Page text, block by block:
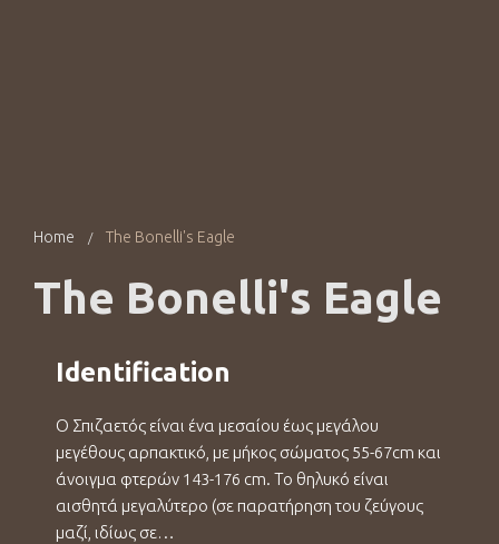
Home / The Bonelli's Eagle
The Bonelli's Eagle
Identification
Ο Σπιζαετός είναι ένα μεσαίου έως μεγάλου
μεγέθους αρπακτικό, με μήκος σώματος 55-67cm και
άνοιγμα φτερών 143-176 cm. Το θηλυκό είναι
αισθητά μεγαλύτερο (σε παρατήρηση του ζεύγους
μαζί, ιδίως σε…